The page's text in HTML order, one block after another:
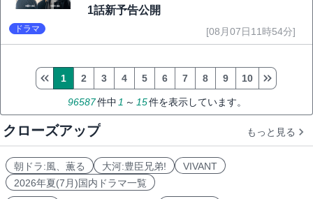
1話新予告公開
ドラマ [08月07日11時54分]
96587件中 1 ～ 15件を表示しています。
1 2 3 4 5 6 7 8 9 10
クローズアップ もっと見る
朝ドラ:風、薫る 大河:豊臣兄弟!
VIVANT
2026年夏(7月)国内ドラマ一覧